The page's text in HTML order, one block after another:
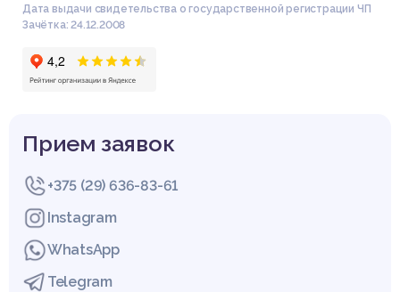
Дата выдачи свидетельства о государственной регистрации ЧП
Зачётка: 24.12.2008
Прием заявок
+375 (29) 636-83-61
Instagram
WhatsApp
Telegram